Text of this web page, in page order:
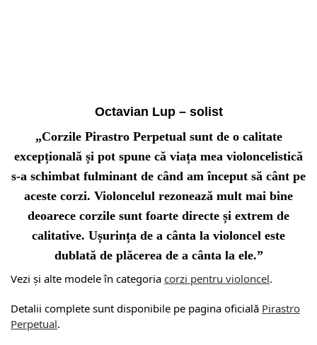
Octavian Lup – solist
„Corzile Pirastro Perpetual sunt de o calitate
excepțională și pot spune că viața mea violoncelistică
s-a schimbat fulminant de când am început să cânt pe
aceste corzi. Violoncelul rezonează mult mai bine
deoarece corzile sunt foarte directe și extrem de
calitative. Ușurința de a cânta la violoncel este
dublată de plăcerea de a cânta la ele.”
Vezi și alte modele în categoria corzi pentru violoncel.
Detalii complete sunt disponibile pe pagina oficială Pirastro
Perpetual.